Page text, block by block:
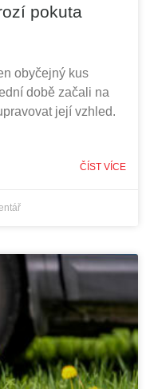
pokuta
obyčejný kus
době začali na
její vzhled.
ČÍST VÍCE